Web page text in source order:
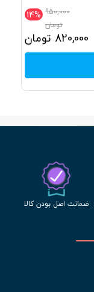
14% 950,000
تومان
820,000 تومان
ضمانت اصل بودن کالا